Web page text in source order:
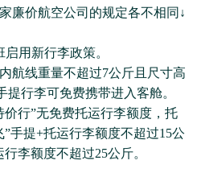
价航空公司的规定各不相同↓
用新行李政策。
线重量不超过7公斤且尺寸高
提行李可免费携带进入客舱。
行”无免费托运行李额度，托
手提+托运行李额度不超过15公
李额度不超过25公斤。